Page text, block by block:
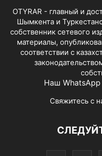
OTYRAR - главный и
Шымкента и
собственник сетевого
материалы,
соответствии с
Наш WhatsApp
Свяжитесь с